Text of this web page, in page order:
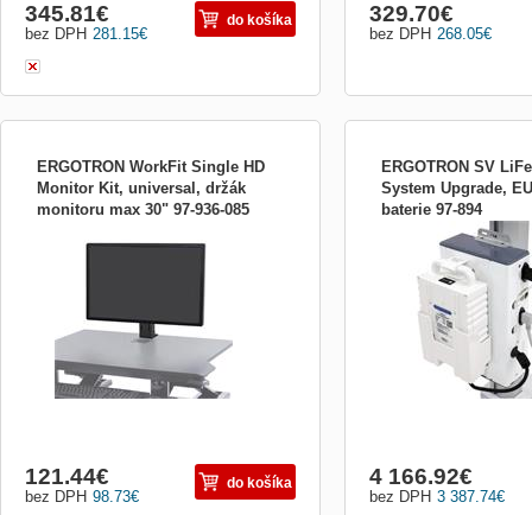
281.15€
bez DPH
345.81€ do košíka
268.05€
bez DPH
329.70€
ERGOTRON WorkFit Single HD
Monitor Kit, universal, držák
monitoru max 30" 97-936-085
Kit, universal, držák monitoru max
98.73€
bez DPH
121.44€ do košíka
ERGOTRON SV
System Upgrade,
baterie 97-894
ERGOTRON SV LiFe
Upgrade, EU , přídavná
3 387.74€
bez DPH
4 166.92€